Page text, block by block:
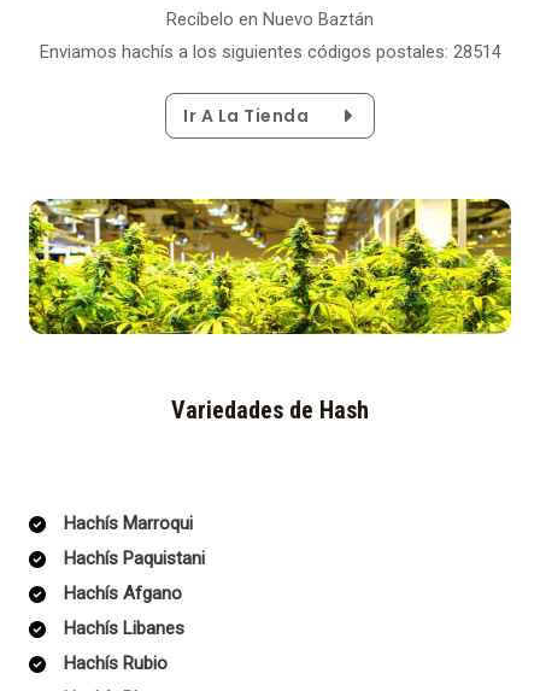
Recíbelo en Nuevo Baztán
Enviamos hachís a los siguientes códigos postales: 28514
Ir A La Tienda
Variedades de Hash
Hachís Marroqui
Hachís Paquistani
Hachís Afgano
Hachís Libanes
Hachís Rubio